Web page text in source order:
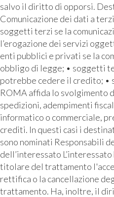
salvo il diritto di opporsi.
Comunicazione dei dati a
soggetti terzi se la
l’erogazione dei servizi
enti pubblici e privati se la
obbligo di legge; • soggetti
potrebbe cedere il credito; •
ROMA affida lo svolgimento
spedizioni, adempimenti
informatico o commerciale,
crediti. In questi casi i
sono nominati Responsabili
dell’interessato
titolare del trattamento
rettifica o la cancellazione
trattamento. Ha, inoltre, il